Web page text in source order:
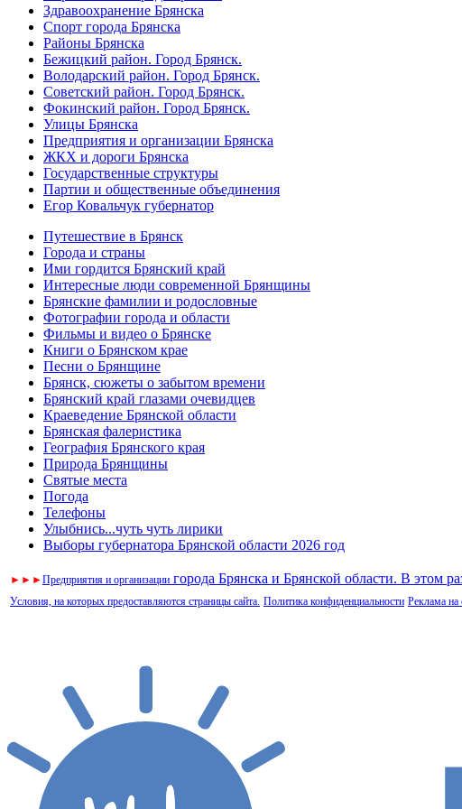
Здравоохранение Брянска
Спорт города Брянска
Районы Брянска
Бежицкий район. Город Брянск.
Володарский район. Город Брянск.
Советский район. Город Брянск.
Фокинский район. Город Брянск.
Улицы Брянска
Предприятия и организации Брянска
ЖКХ и дороги Брянска
Государственные структуры
Партии и общественные объединения
Егор Ковальчук губернатор
Путешествие в Брянск
Города и страны
Ими гордится Брянский край
Интересные люди современной Брянщины
Брянские фамилии и родословные
Фотографии города и области
Фильмы и видео о Брянске
Книги о Брянском крае
Песни о Брянщине
Брянск, сюжеты о забытом времени
Брянский край глазами очевидцев
Краеведение Брянской области
Брянская фалеристика
География Брянского края
Природа Брянщины
Святые места
Погода
Телефоны
Улыбнись...чуть чуть лирики
Выборы губернатора Брянской области 2026 год
► ► ►Предприятия и организации города Брянска и Брянской области. В этом
Условия, на которых предоставляются страницы сайта. Политика конфиденциальности Реклама на